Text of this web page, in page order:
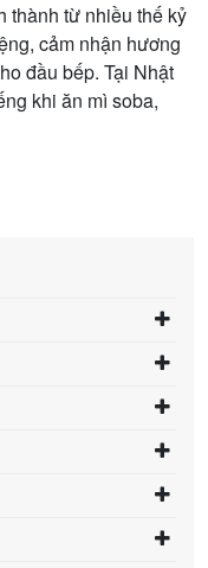
thành từ nhiều thế kỷ
cảm nhận hương
đầu bếp. Tại Nhật
khi ăn mì soba,